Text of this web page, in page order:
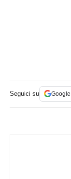
Seguici su Google